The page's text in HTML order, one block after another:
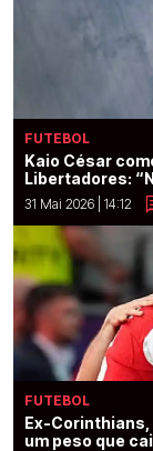
FUTEBOL
Kaio César
Libertadores:
31 Mai 2026 | 14:12
FUTEBOL
Ex-Corinthians,
um peso que